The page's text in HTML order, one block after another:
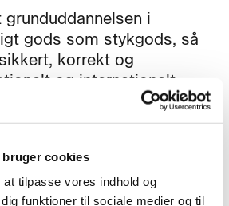
bruger cookies
tilpasse vores indhold og
funktioner til sociale medier og til
i
gods som stykgods, så
korrekt og
og internationalt.